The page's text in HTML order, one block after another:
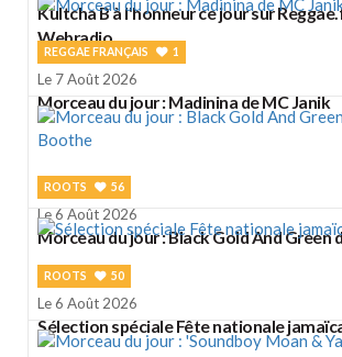
Kultcha B à l'honneur ce jour sur
Webradio
REGGAE FRANÇAIS 1
Le 7 Août 2026
Morceau du jour : Madinina de MC Janik
ROOTS 56
Le 6 Août 2026
Morceau du jour : Black Gold And Green
ROOTS 50
Le 6 Août 2026
Sélection spéciale Fête nationale